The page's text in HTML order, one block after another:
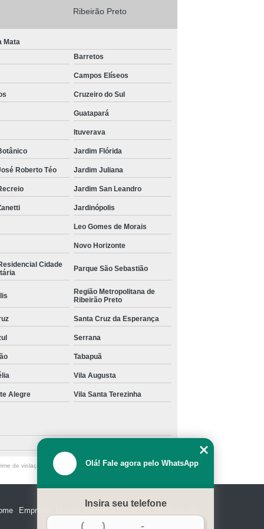
Ribeirão Preto
Mata
Barretos
Campos Elíseos
Cruzeiro do Sul
Guatapará
Ituverava
Jardim Flórida
Roberto Téo Jardim Juliana
Jardim San Leandro
Jardinópolis
Leo Gomes de Morais
Novo Horizonte
Cidade
Parque São Sebastião
Região Metropolitana de
Ribeirão Preto
Santa Cruz da Esperança
Serrana
Tabapuã
Vila Augusta
Alegre Vila Santa Terezinha
de violação de direito autoral – artigo 184 do Código Penal
Empresa
Olá! Fale agora pelo WhatsApp
Insira seu telefone